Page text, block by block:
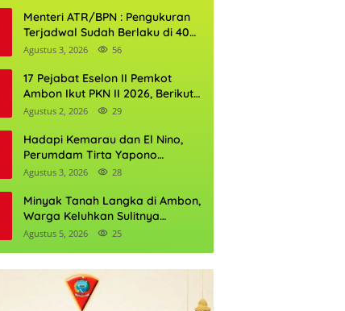
Menteri ATR/BPN : Pengukuran
Terjadwal Sudah Berlaku di 400
Kantor Pertanahan
Agustus 3, 2026 56
17 Pejabat Eselon II Pemkot
Ambon Ikut PKN II 2026, Berikut
Daftarnya
Agustus 2, 2026 29
Hadapi Kemarau dan El Nino,
Perumdam Tirta Yapono
Perkuat Cadangan Air Ambon
Agustus 3, 2026 28
Minyak Tanah Langka di Ambon,
Warga Keluhkan Sulitnya
Mendapatkan Mitan
Agustus 5, 2026 25